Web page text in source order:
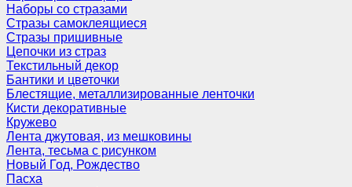
Наборы со стразами
Стразы самоклеящиеся
Стразы пришивные
Цепочки из страз
Текстильный декор
Бантики и цветочки
Блестящие, металлизированные ленточки
Кисти декоративные
Кружево
Лента джутовая, из мешковины
Лента, тесьма с рисунком
Новый Год, Рождество
Пасха